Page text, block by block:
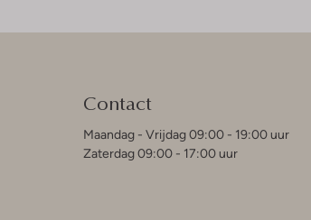
Contact
Maandag - Vrijdag 09:00 - 19:00 uur
Zaterdag 09:00 - 17:00 uur